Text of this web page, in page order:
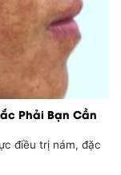
Phải Bạn Cần
điều trị nám, đặc